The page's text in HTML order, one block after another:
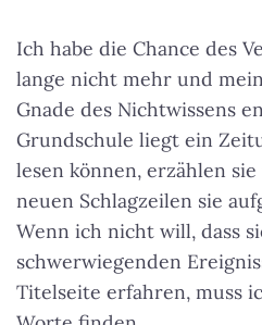
Ich habe die Chance des
lange nicht mehr und
Gnade des Nichtwissens
Grundschule liegt ein
lesen können, erzählen
neuen Schlagzeilen sie
Wenn ich nicht will, dass
schwerwiegenden
Titelseite erfahren, muss